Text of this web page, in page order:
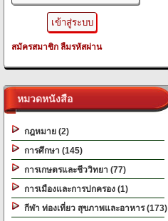
สมัครสมาชิก ลืมรหัสผ่าน
หมวดหนังสือ
กฎหมาย (2)
การศึกษา (145)
การเกษตรและชีววิทยา (77)
การเมืองและการปกครอง (1)
กีฬา ท่องเที่ยว สุขภาพและอาหาร (173)